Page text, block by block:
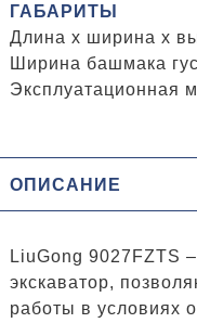
ГАБАРИТЫ
Длина x ширина x
Ширина башмака
Эксплуатационная
ОПИСАНИЕ
LiuGong 9027FZTS
экскаватор,
работы в условиях